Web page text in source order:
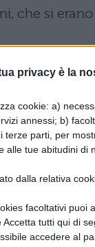
privacy è la
cookie: a)
annessi; b)
terze parti, per
alle tue abitudini di
dalla relativa
facoltativi puoi
tutti qui di
accedere al
che si
di
dopo
del fratello,
deduzione